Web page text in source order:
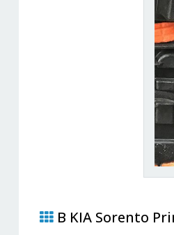
В KIA Sorento